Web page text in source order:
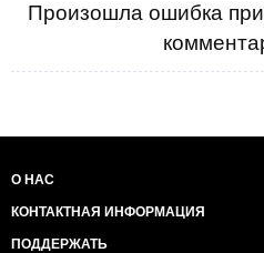
Произошла ошибка
О НАС
КОНТАКТНАЯ ИНФОРМАЦИЯ
ПОДДЕРЖАТЬ